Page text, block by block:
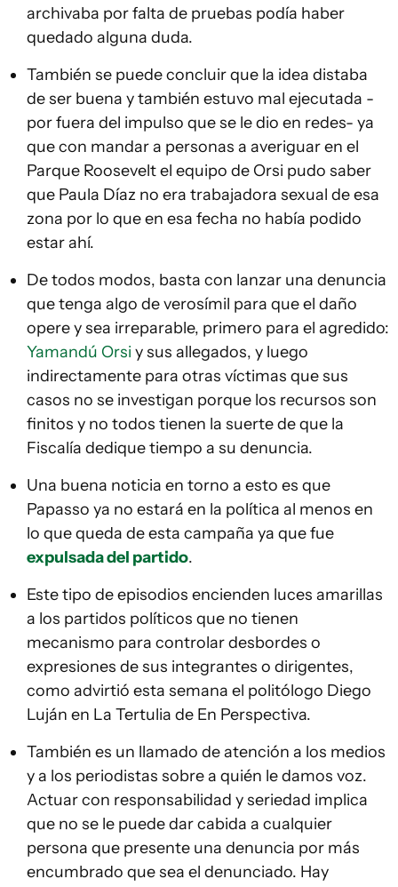
archivaba por falta de pruebas podía haber
quedado alguna duda.
También se puede concluir que la idea distaba
de ser buena y también estuvo mal ejecutada -
por fuera del impulso que se le dio en redes- ya
que con mandar a personas a averiguar en el
Parque Roosevelt el equipo de Orsi pudo saber
que Paula Díaz no era trabajadora sexual de esa
zona por lo que en esa fecha no había podido
estar ahí.
De todos modos, basta con lanzar una denuncia
que tenga algo de verosímil para que el daño
opere y sea irreparable, primero para el agredido:
Yamandú Orsi y sus allegados, y luego
indirectamente para otras víctimas que sus
casos no se investigan porque los recursos son
finitos y no todos tienen la suerte de que la
Fiscalía dedique tiempo a su denuncia.
Una buena noticia en torno a esto es que
Papasso ya no estará en la política al menos en
lo que queda de esta campaña ya que fue
expulsada del partido.
Este tipo de episodios encienden luces amarillas
a los partidos políticos que no tienen
mecanismo para controlar desbordes o
expresiones de sus integrantes o dirigentes,
como advirtió esta semana el politólogo Diego
Luján en La Tertulia de En Perspectiva.
También es un llamado de atención a los medios
y a los periodistas sobre a quién le damos voz.
Actuar con responsabilidad y seriedad implica
que no se le puede dar cabida a cualquier
persona que presente una denuncia por más
encumbrado que sea el denunciado. Hay